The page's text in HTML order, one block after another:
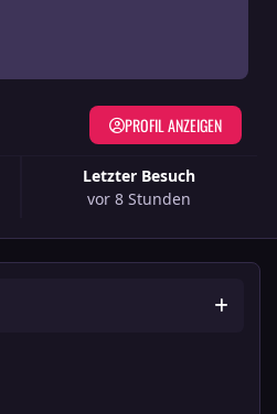
Letzter Besuch
vor 8 Stunden
PROFIL ANZEIGEN